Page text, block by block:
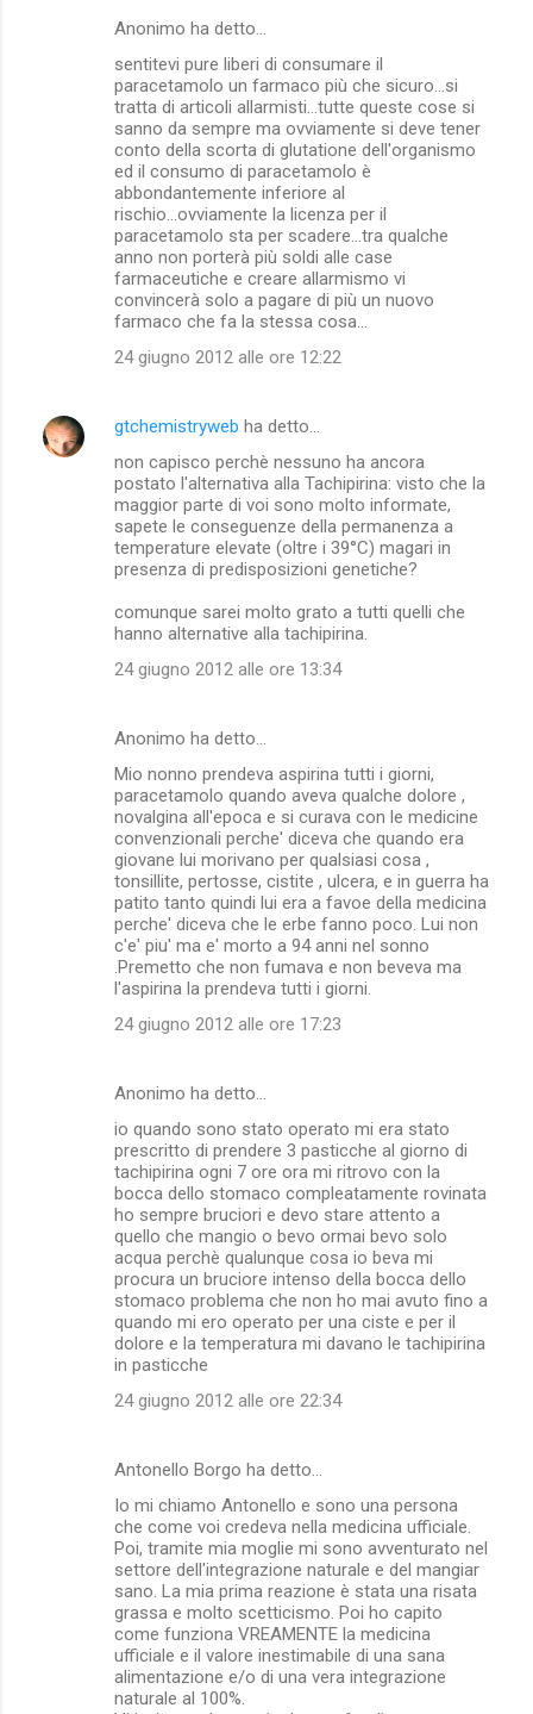
Anonimo ha detto…
sentitevi pure liberi di consumare il
paracetamolo un farmaco più che sicuro...si
tratta di articoli allarmisti...tutte queste cose si
sanno da sempre ma ovviamente si deve tener
conto della scorta di glutatione dell'organismo
ed il consumo di paracetamolo è
abbondantemente inferiore al
rischio...ovviamente la licenza per il
paracetamolo sta per scadere...tra qualche
anno non porterà più soldi alle case
farmaceutiche e creare allarmismo vi
convincerà solo a pagare di più un nuovo
farmaco che fa la stessa cosa...
24 giugno 2012 alle ore 12:22
gtchemistryweb ha detto…
non capisco perchè nessuno ha ancora
postato l'alternativa alla Tachipirina: visto che la
maggior parte di voi sono molto informate,
sapete le conseguenze della permanenza a
temperature elevate (oltre i 39°C) magari in
presenza di predisposizioni genetiche?
comunque sarei molto grato a tutti quelli che
hanno alternative alla tachipirina.
24 giugno 2012 alle ore 13:34
Anonimo ha detto…
Mio nonno prendeva aspirina tutti i giorni,
paracetamolo quando aveva qualche dolore ,
novalgina all'epoca e si curava con le medicine
convenzionali perche' diceva che quando era
giovane lui morivano per qualsiasi cosa ,
tonsillite, pertosse, cistite , ulcera, e in guerra ha
patito tanto quindi lui era a favoe della medicina
perche' diceva che le erbe fanno poco. Lui non
c'e' piu' ma e' morto a 94 anni nel sonno
.Premetto che non fumava e non beveva ma
l'aspirina la prendeva tutti i giorni.
24 giugno 2012 alle ore 17:23
Anonimo ha detto…
io quando sono stato operato mi era stato
prescritto di prendere 3 pasticche al giorno di
tachipirina ogni 7 ore ora mi ritrovo con la
bocca dello stomaco compleatamente rovinata
ho sempre bruciori e devo stare attento a
quello che mangio o bevo ormai bevo solo
acqua perchè qualunque cosa io beva mi
procura un bruciore intenso della bocca dello
stomaco problema che non ho mai avuto fino a
quando mi ero operato per una ciste e per il
dolore e la temperatura mi davano le tachipirina
in pasticche
24 giugno 2012 alle ore 22:34
Antonello Borgo ha detto…
Io mi chiamo Antonello e sono una persona
che come voi credeva nella medicina ufficiale.
Poi, tramite mia moglie mi sono avventurato nel
settore dell'integrazione naturale e del mangiar
sano. La mia prima reazione è stata una risata
grassa e molto scetticismo. Poi ho capito
come funziona VREAMENTE la medicina
ufficiale e il valore inestimabile di una sana
alimentazione e/o di una vera integrazione
naturale al 100%.